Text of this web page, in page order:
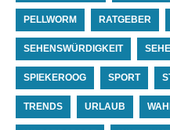
PELLWORM RATGEBER
SEHENSWÜRDIGKEIT
SPIEKEROOG SPORT
TRENDS URLAUB